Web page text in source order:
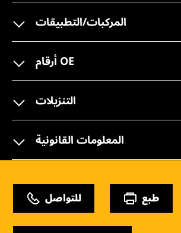
المركبات/التطبيقات
أرقام OE
التنزيلات
المعلومات القانونية
للتواصل طبع